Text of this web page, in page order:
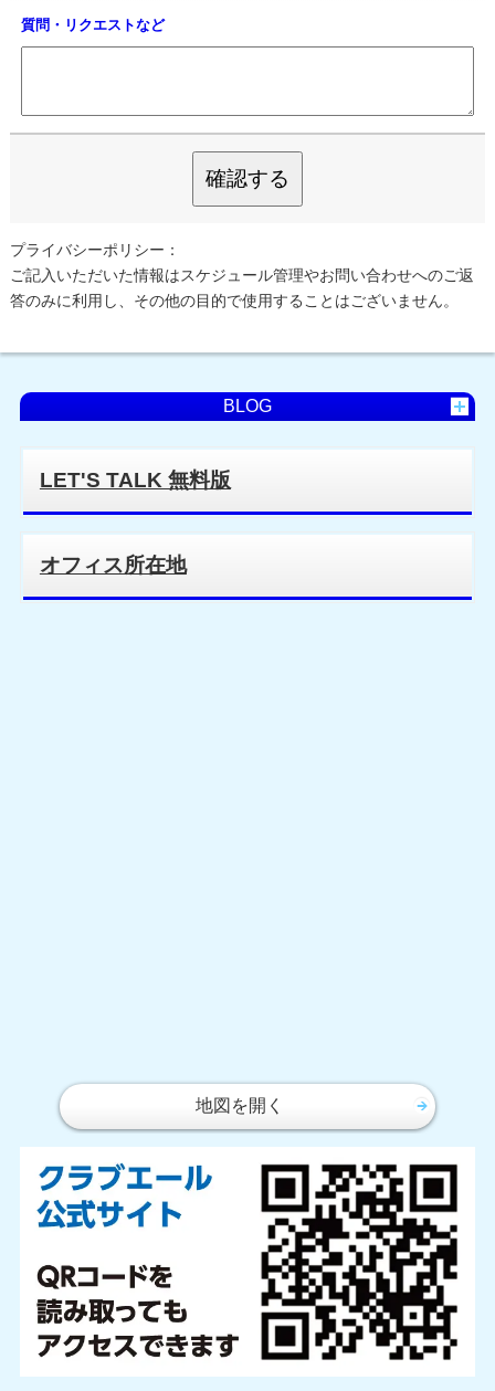
質問・リクエストなど
確認する
プライバシーポリシー：
ご記入いただいた情報はスケジュール管理やお問い合わせへのご返
答のみに利用し、その他の目的で使用することはございません。
BLOG
LET'S TALK 無料版
オフィス所在地
地図を開く